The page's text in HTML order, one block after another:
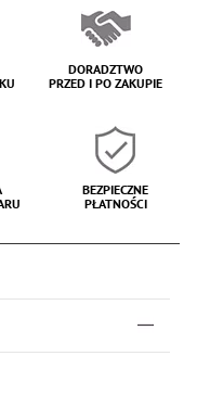
DORADZTWO
PRZED I PO ZAKUPIE
BEZPIECZNE
PŁATNOŚCI